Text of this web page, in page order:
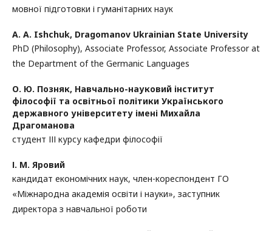
мовної підготовки і гуманітарних наук
A. A. Ishchuk, Dragomanov Ukrainian State University
PhD (Philosophy), Associate Professor, Associate Professor at
the Department of the Germanic Languages
О. Ю. Позняк, Навчально-науковий інститут
філософії та освітньої політики Українського
державного університету імені Михайла
Драгоманова
студент ІІІ курсу кафедри філософії
І. М. Яровий
кандидат економічних наук, член-кореспондент ГО
«Міжнародна академія освіти і науки», заступник
директора з навчальної роботи